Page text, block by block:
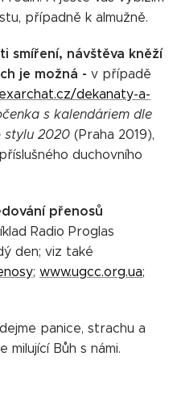
případně k almužně.
smíření, návštěva kněží
je možná - v případě
dekanaty-a-
s kalendáriem dle
stylu 2020 (Praha 2019),
duchovního
přenosů
Radio Proglas
den; viz také
; www.ugcc.org.ua;
panice, strachu a
Bůh s námi.